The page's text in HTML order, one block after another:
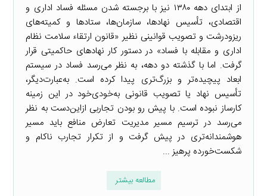
از ابتدای دهه ۱۳۸۰ نیز با برجسته شدن مسئله فساد اداری و
اقتصادی، تأسیس نهادها، سازمان‌ها، ستادها و کمیته‌های
ریزودرشت و تصویب قوانینی نظیر «قانون ارتقاء سلامت نظام
اداری و مقابله با فساد» در دستور کار نهادهای حاکمیتی قرار
گرفت. اما با گذشته دو دهه، به نظر می‌رسد فساد در سیستم
ابعاد پیچیده‌تر و بزرگ‌تری پیدا کرده است. به‌عبارت‌دیگر،
تأسیس نهاد یا تصویب قانونی به‌خودی‌خود در این زمینه
کارساز نبوده است. با پیش رو بودن تجاربی ازاین‌دست به نظر
می‌رسد در ترسیم مسیر مدیریت تعارض منافع باید مسیر
هوشمندانه‌تری در پیش گرفت و از تکرار تجارب ناکام و
شکست‌خورده پرهیز ...
مطالعه بیشتر